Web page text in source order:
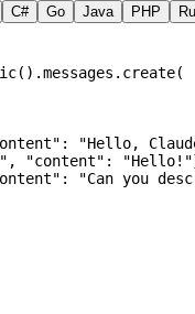
C# Go Java PHP
: "Hello,
, "content" : "Hello!"
: "Can you